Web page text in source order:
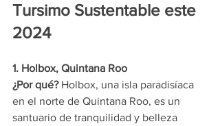
Tursimo Sustentable este
2024
1. Holbox, Quintana Roo
¿Por qué? Holbox, una isla paradisíaca
en el norte de Quintana Roo, es un
santuario de tranquilidad y belleza